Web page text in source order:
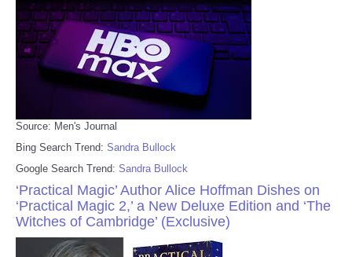
Source: Men's Journal
Bing Search Trend: Sandra Bullock
Google Search Trend: Sandra Bullock
‘Practical Magic’ Author Alice Hoffman Dishes on
‘Practical Magic 2,’ a New Deluxe Edition and ‘The
Witches of Cambridge’ (Exclusive)